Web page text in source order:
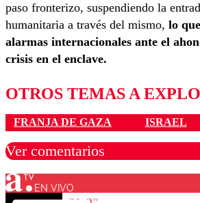
paso fronterizo, suspendiendo la
humanitaria a través del mismo, lo
alarmas internacionales ante el
crisis en el enclave.
OTROS TEMAS A
FRANJA DE GAZA ISRAEL
Ver comentarios
Los comentarios son moderados
EN VIVO